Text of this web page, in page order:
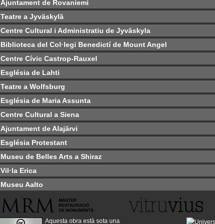
Ajuntament de Rovaniemi
Teatre a Jyväskylä
Centre Cultural i Administratiu de Jyväskyla
Biblioteca del Col·legi Benedictí de Mount Angel
Centre Cívic Castrop-Rauxel
Església de Lahti
Teatre a Wolfsburg
Església de Maria Assunta
Centre Cultural a Siena
Ajuntament de Alajärvi
Església Protestant
Museu de Belles Arts a Shiraz
Vil·la Erica
Museu Aalto
Aquesta obra està sota una